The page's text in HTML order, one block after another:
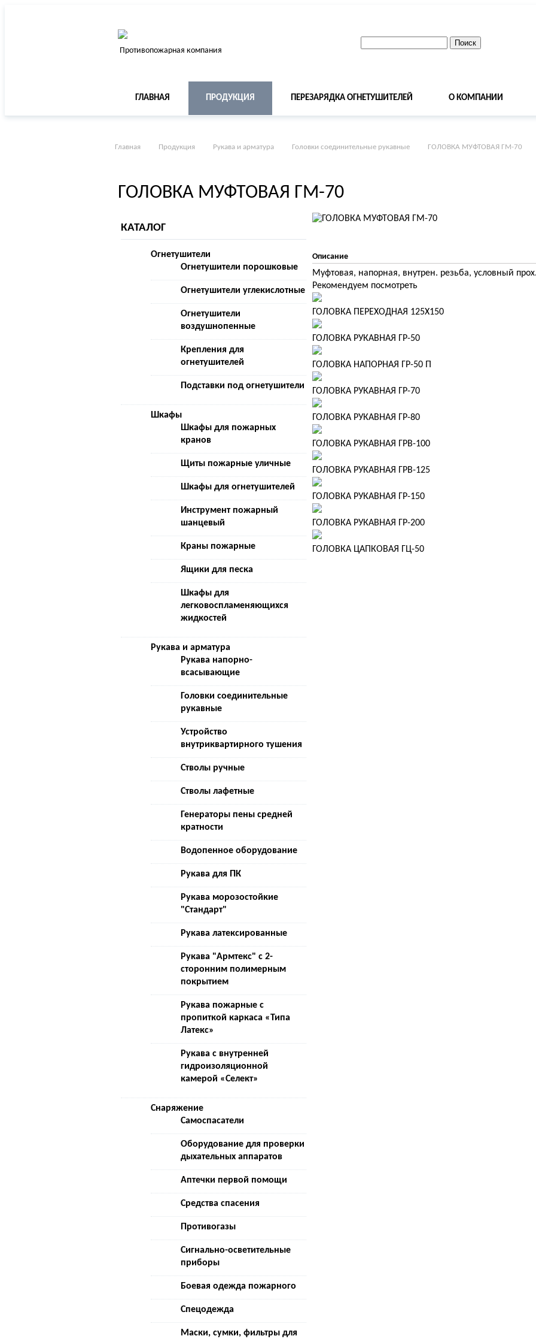
Противопожарная компания
ГЛАВНАЯ ПРОДУКЦИЯ ПЕРЕЗАРЯДКА ОГНЕТУШИТЕЛЕЙ О КОМПАНИИ
Главная Продукция Рукава и арматура Головки соединительные рукавные ГОЛОВКА МУФТОВАЯ ГМ-70
ГОЛОВКА МУФТОВАЯ ГМ-70
КАТАЛОГ
Огнетушители
Огнетушители порошковые
Огнетушители углекислотные
Огнетушители
воздушнопенные
Крепления для
огнетушителей
Подставки под огнетушители
Шкафы
Шкафы для пожарных
кранов
Щиты пожарные уличные
Шкафы для огнетушителей
Инструмент пожарный
шанцевый
Краны пожарные
Ящики для песка
Шкафы для
легковоспламеняющихся
жидкостей
Рукава и арматура
Рукава напорно-
всасывающие
Головки соединительные
рукавные
Устройство
внутриквартирного тушения
Стволы ручные
Стволы лафетные
Генераторы пены средней
кратности
Водопенное оборудование
Рукава для ПК
Рукава морозостойкие
"Стандарт"
Рукава латексированные
Рукава "Армтекс" с 2-
сторонним полимерным
покрытием
Рукава пожарные с
пропиткой каркаса «Типа
Латекс»
Рукава с внутренней
гидроизоляционной
камерой «Селект»
Снаряжение
Самоспасатели
Оборудование для проверки
дыхательных аппаратов
Аптечки первой помощи
Средства спасения
Противогазы
Сигнально-осветительные
приборы
Боевая одежда пожарного
Спецодежда
Маски, сумки, фильтры для
Описание
Муфтовая, напорная, внутрен. резьба, условный
Рекомендуем посмотреть
ГОЛОВКА ПЕРЕХОДНАЯ 125Х150
ГОЛОВКА РУКАВНАЯ ГР-50
ГОЛОВКА НАПОРНАЯ ГР-50 П
ГОЛОВКА РУКАВНАЯ ГР-70
ГОЛОВКА РУКАВНАЯ ГР-80
ГОЛОВКА РУКАВНАЯ ГРВ-100
ГОЛОВКА РУКАВНАЯ ГРВ-125
ГОЛОВКА РУКАВНАЯ ГР-150
ГОЛОВКА РУКАВНАЯ ГР-200
ГОЛОВКА ЦАПКОВАЯ ГЦ-50